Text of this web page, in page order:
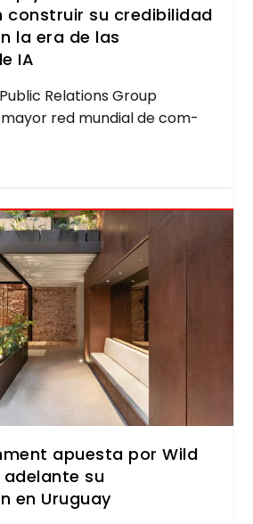
construir su credibilidad
la era de las
IA
Rela­tions Group
red mun­dial de com­
apuesta por Wild
adelante su
en Uruguay